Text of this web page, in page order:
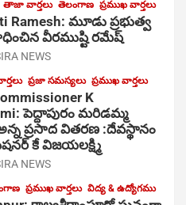
తాజా వార్తలు తెలంగాణ ప్రముఖ వార్తలు
Ramesh: మూడు ప్రభుత్వ
వీరముష్టి రమేష్
NEWS
ప్రజా సమస్యలు ప్రముఖ వార్తలు
K
పెద్దాపురం మరిడమ్మ
ప్రసాద వితరణ :దేవస్థానం
కే విజయలక్ష్మి
NEWS
ప్రముఖ వార్తలు విద్య & ఉద్యోగము